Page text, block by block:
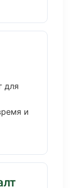
для
и